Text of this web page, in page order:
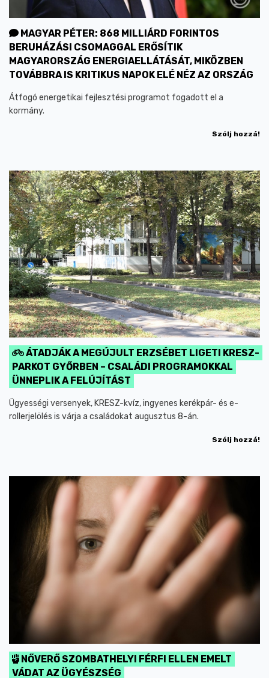
MAGYAR PÉTER: 868 MILLIÁRD FORINTOS
BERUHÁZÁSI CSOMAGGAL ERŐSÍTIK
MAGYARORSZÁG ENERGIAELLÁTÁSÁT, MIKÖZBEN
TOVÁBBRA IS KRITIKUS NAPOK ELÉ NÉZ AZ ORSZÁG
Átfogó energetikai fejlesztési programot fogadott el a
kormány.
Szólj hozzá!
ÁTADJÁK A MEGÚJULT ERZSÉBET LIGETI KRESZ-
PARKOT GYŐRBEN – CSALÁDI PROGRAMOKKAL
ÜNNEPLIK A FELÚJÍTÁST
Ügyességi versenyek, KRESZ-kvíz, ingyenes kerékpár- és e-
rollerjelölés is várja a családokat augusztus 8-án.
Szólj hozzá!
NŐVERŐ SZOMBATHELYI FÉRFI ELLEN EMELT
VÁDAT AZ ÜGYÉSZSÉG